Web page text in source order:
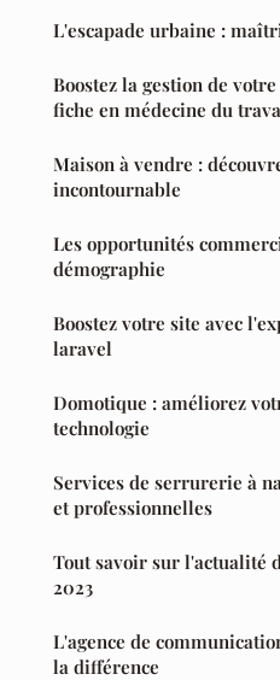
L'escapade urbaine :
Boostez la gestion de
fiche en médecine du
Maison à vendre :
incontournable
Les opportunités
démographie
Boostez votre site avec
laravel
Domotique : améliorez
technologie
Services de serrurerie à
et professionnelles
Tout savoir sur l'actualité
2023
L'agence de
la différence